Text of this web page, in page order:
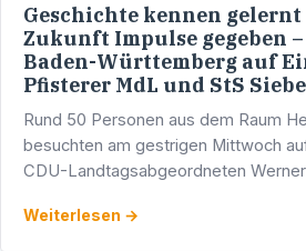
Geschichte kennen
Zukunft Impulse gegeben
Baden-Württemberg auf
Pfisterer MdL und StS
Rund 50 Personen aus dem Raum
besuchten am gestrigen Mittwoch
CDU-Landtagsabgeordneten
Württemberg in …
Weiterlesen →